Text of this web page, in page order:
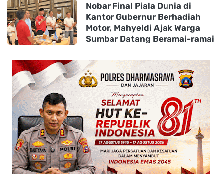
Nobar Final Piala Dunia di
Kantor Gubernur Berhadiah
Motor, Mahyeldi Ajak Warga
Sumbar Datang Beramai-ramai